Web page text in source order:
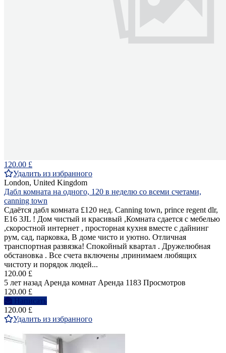
120.00 £
Удалить из избранного
London, United Kingdom
Дабл комната на одного, 120 в неделю со всеми счетами,
canning town
Сдаётся дабл комната £120 нед. Canning town, prince regent dlr,
E16 3JL ! Дом чистый и красивый ,Комната сдается с мебелью
,скоростной интернет , просторная кухня вместе с дайнинг
рум, сад, парковка, В доме чисто и уютно. Отличная
транспортная развязка! Спокойный квартал . Дружелюбная
обстановка . Все счета включены ,принимаем любящих
чистоту и порядок людей...
120.00 £
5 лет назад Аренда комнат Аренда 1183 Просмотров
120.00 £
Написать
120.00 £
Удалить из избранного